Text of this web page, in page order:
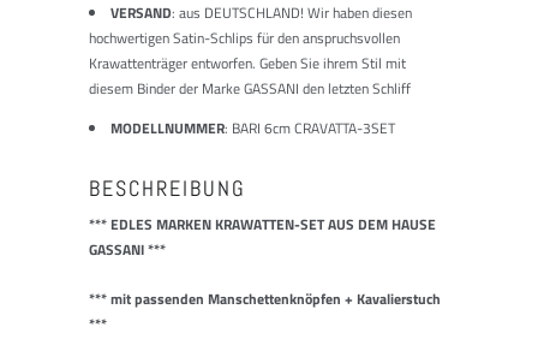
VERSAND: aus DEUTSCHLAND! Wir haben diesen
hochwertigen Satin-Schlips für den anspruchsvollen
Krawattenträger entworfen. Geben Sie ihrem Stil mit
diesem Binder der Marke GASSANI den letzten Schliff
MODELLNUMMER: BARI 6cm CRAVATTA-3SET
BESCHREIBUNG
*** EDLES MARKEN KRAWATTEN-SET AUS DEM HAUSE
GASSANI ***
*** mit passenden Manschettenknöpfen + Kavalierstuch
***